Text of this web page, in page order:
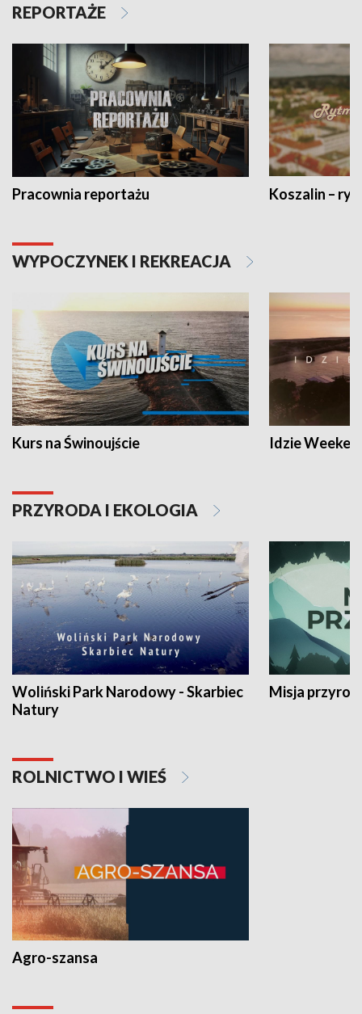
REPORTAŻE
Pracownia reportażu Koszalin –
WYPOCZYNEK I REKREACJA
Kurs na Świnoujście Idzie
PRZYRODA I EKOLOGIA
Woliński Park Narodowy - Skarbiec
Natury
Misja
ROLNICTWO I WIEŚ
Agro-szansa